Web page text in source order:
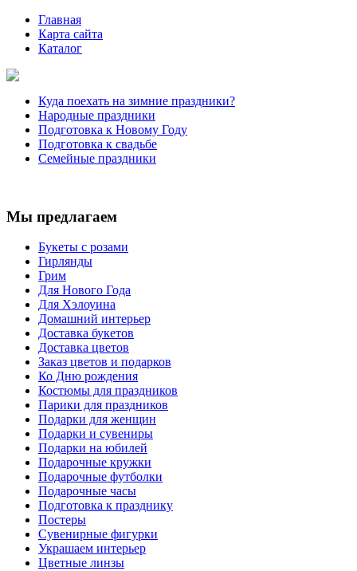
Главная
Карта сайта
Каталог
Куда поехать на зимние праздники?
Народные праздники
Подготовка к Новому Году
Подготовка к свадьбе
Семейные праздники
Мы предлагаем
Букеты с розами
Гирлянды
Грим
Для Нового Года
Для Хэлоуина
Домашний интерьер
Доставка букетов
Доставка цветов
Заказ цветов и подарков
Ко Дню рождения
Костюмы для праздников
Парики для праздников
Подарки для женщин
Подарки и сувениры
Подарки на юбилей
Подарочные кружки
Подарочные футболки
Подарочные часы
Подготовка к празднику
Постеры
Сувенирные фигурки
Украшаем интерьер
Цветные линзы